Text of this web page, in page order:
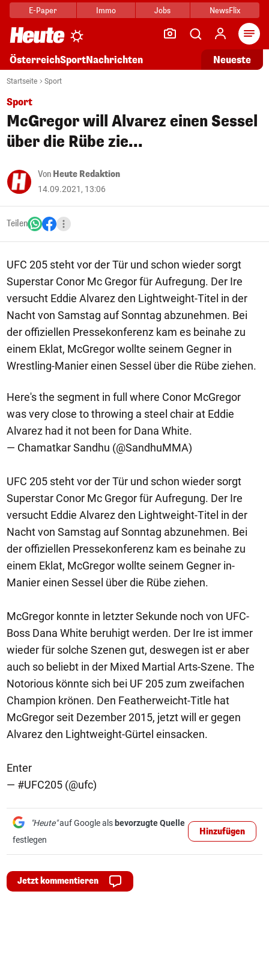
E-Paper Immo Jobs NewsFlix
ÖsterreichSportNachrichten Neueste
Startseite Sport
Sport
McGregor will Alvarez einen Sessel
über die Rübe zie...
Von Heute Redaktion
14.09.2021, 13:06
Teilen
UFC 205 steht vor der Tür und schon wieder sorgt
Superstar Conor Mc Gregor für Aufregung. Der Ire
versucht Eddie Alvarez den Lightweight-Titel in der
Nacht von Samstag auf Sonntag abzunehmen. Bei
der offiziellen Pressekonferenz kam es beinahe zu
einem Eklat, McGregor wollte seinem Gegner in
Wrestling-Manier einen Sessel über die Rübe ziehen.
Here's the segment in full where Conor McGregor
was very close to throwing a steel chair at Eddie
Alvarez had it not been for Dana White.
— Chamatkar Sandhu (@SandhuMMA)
UFC 205 steht vor der Tür und schon wieder sorgt
Superstar Conor Mc Gregor für Aufregung. Der Ire
versucht Eddie Alvarez den Lightweight-Titel in der
Nacht von Samstag auf Sonntag abzunehmen. Bei
der offiziellen Pressekonferenz kam es beinahe zu
einem Eklat, McGregor wollte seinem Gegner in-
Manier einen Sessel über die Rübe ziehen.
McGregor konnte in letzter Sekunde noch von UFC-
Boss Dana White beruhigt werden. Der Ire ist immer
wieder für solche Szenen gut, deswegen ist er aber
auch so beliebt in der Mixed Martial Arts-Szene. The
Notorious könnte sich bei UF 205 zum zweifachen
Champion krönen. Den Featherweicht-Title hat
McGregor seit Dezember 2015, jetzt will er gegen
Alvarez den Lightweight-Gürtel einsacken.
Enter
— #UFC205 (@ufc)
"Heute"auf Google als bevorzugte Quelle
festlegen
Hinzufügen
Jetzt kommentieren